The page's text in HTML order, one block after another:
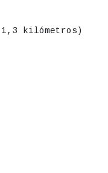
1,3 kilómetros)